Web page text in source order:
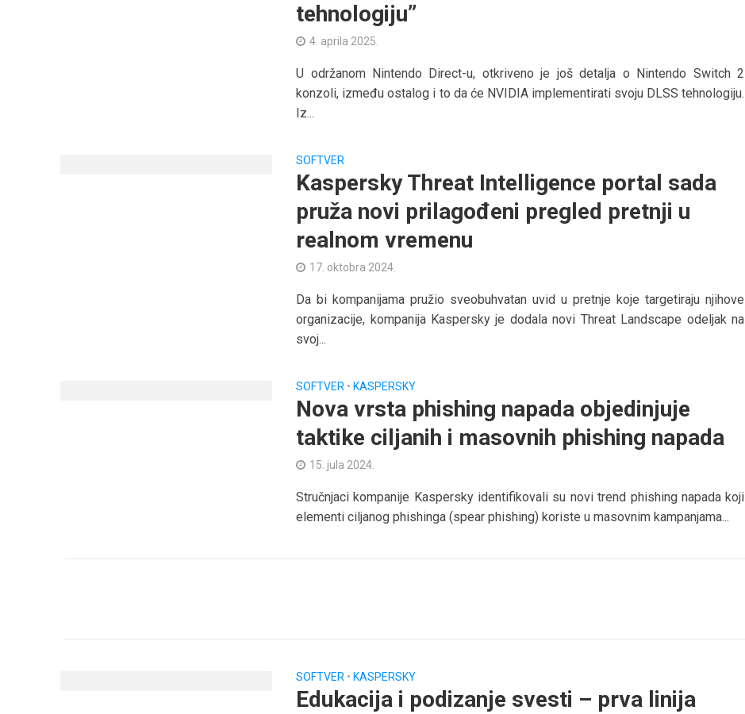
tehnologiju”
4. aprila 2025.
U održanom Nintendo Direct-u, otkriveno je još detalja o Nintendo Switch 2
konzoli, između ostalog i to da će NVIDIA implementirati svoju DLSS tehnologiju.
Iz...
SOFTVER
Kaspersky Threat Intelligence portal sada
pruža novi prilagođeni pregled pretnji u
realnom vremenu
17. oktobra 2024.
Da bi kompanijama pružio sveobuhvatan uvid u pretnje koje targetiraju njihove
organizacije, kompanija Kaspersky je dodala novi Threat Landscape odeljak na
svoj...
SOFTVER • KASPERSKY
Nova vrsta phishing napada objedinjuje
taktike ciljanih i masovnih phishing napada
15. jula 2024.
Stručnjaci kompanije Kaspersky identifikovali su novi trend phishing napada koji
elementi ciljanog phishinga (spear phishing) koriste u masovnim kampanjama...
SOFTVER • KASPERSKY
Edukacija i podizanje svesti – prva linija